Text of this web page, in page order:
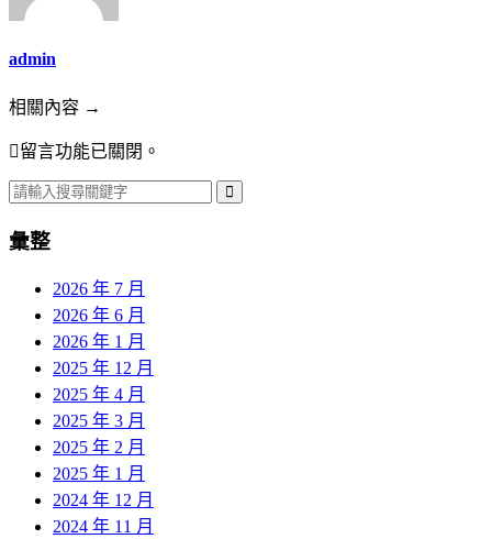
admin
相關內容 →
留言功能已關閉。
彙整
2026 年 7 月
2026 年 6 月
2026 年 1 月
2025 年 12 月
2025 年 4 月
2025 年 3 月
2025 年 2 月
2025 年 1 月
2024 年 12 月
2024 年 11 月